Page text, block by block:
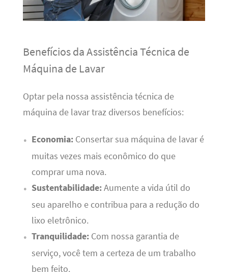
Benefícios da Assistência Técnica de
Máquina de Lavar
Optar pela nossa assistência técnica de
máquina de lavar traz diversos benefícios:
Economia:Consertar sua máquina de lavar é
muitas vezes mais econômico do que
comprar uma nova.
Sustentabilidade:Aumente a vida útil do
seu aparelho e contribua para a redução do
lixo eletrônico.
Tranquilidade:Com nossa garantia de
serviço, você tem a certeza de um trabalho
bem feito.